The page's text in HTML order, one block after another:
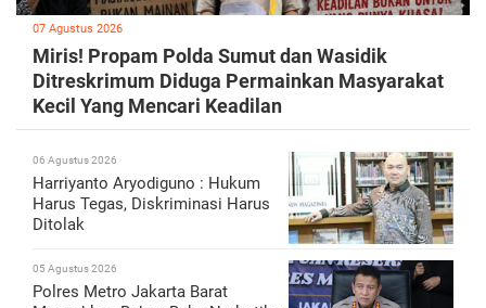
07 Agustus 2026
Miris! Propam Polda Sumut dan Wasidik
Ditreskrimum Diduga Permainkan Masyarakat
Kecil Yang Mencari Keadilan
06 Agustus 2026
Harriyanto Aryodiguno : Hukum
Harus Tegas, Diskriminasi Harus
Ditolak
05 Agustus 2026
Polres Metro Jakarta Barat